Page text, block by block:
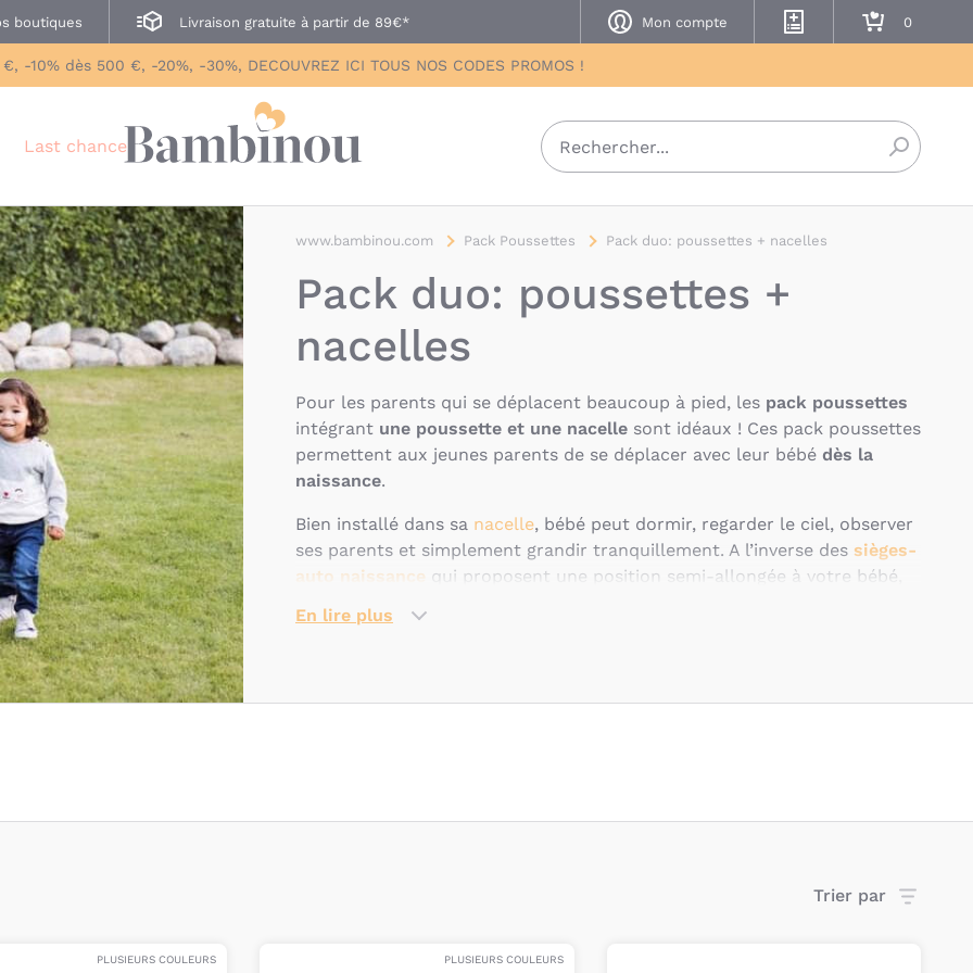
boutiques Livraison gratuite à partir de 89€* Mon compte
Mes listes de naissance
Mon panier
-10% dès 500 €, -20%, -30%, DECOUVREZ ICI TOUS NOS CODES PROMOS !
Last chance
www.bambinou.com Pack Poussettes Pack duo: poussettes + nacelles
Pack duo: poussettes +
nacelles
Pour les parents qui se déplacent beaucoup à pied, les pack poussettes
intégrant une poussette et une nacelle sont idéaux ! Ces pack poussettes
permettent aux jeunes parents de se déplacer avec leur bébé dès la
naissance.
Bien installé dans sa nacelle, bébé peut dormir, regarder le ciel, observer
ses parents et simplement grandir tranquillement. A l’inverse des sièges-
auto naissance qui proposent une position semi-allongée à votre bébé,
pas.
des raisons de sécurité, les marques Maxi-Cosi et Nuna ont conçu les
En lire plus
Trier par
PLUSIEURS COULEURS PLUSIEURS COULEURS